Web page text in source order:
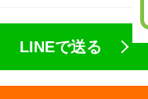
LINEで送る